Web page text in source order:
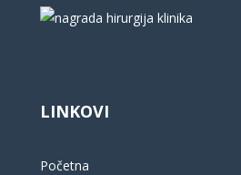
LINKOVI
Početna